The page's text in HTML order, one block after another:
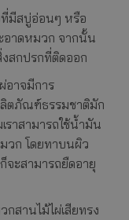
ที่มีสบู่อ่อนๆ หรือ
อาดหมวก จากนั้น
งสกปรกที่ติดออก
อาจมีการ
ลิตภัณฑ์ธรรมชาติมัก
ราสามารถใช้น้ำมัน
วก โดยทาบนผิว
ะสามารถยืดอายุ
สานไม้ไผ่เสียทรง